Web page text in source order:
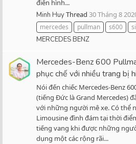
điển hình...
Minh HuyThread 30 Tháng 8
mercedes
pullman s600
MERCEDES BENZ
Mercedes-Benz 600
phục chế với nhiều trang bị
Nói đến chiếc Mercedes-Benz
(tiếng Đức là Grand Mercedes)
với những người mê xe. Có thể
Limousine đình đám tại thời
tiếng vang khi được những
dụng một các rộng rãi...